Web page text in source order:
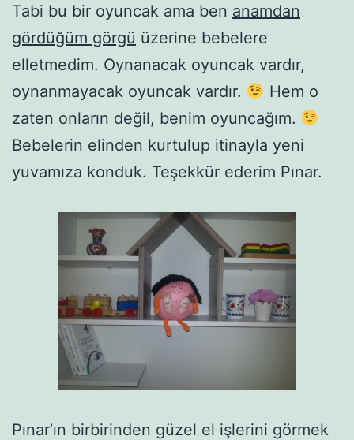
Tabi bu bir oyuncak ama ben anamdan
gördüğüm görgü üzerine bebelere
elletmedim. Oynanacak oyuncak vardır,
oynanmayacak oyuncak vardır.
Hem o
zaten onların değil, benim oyuncağım.
Bebelerin elinden kurtulup itinayla yeni
yuvamıza konduk. Teşekkür ederim Pınar.
Pınar’ın birbirinden güzel el işlerini görmek